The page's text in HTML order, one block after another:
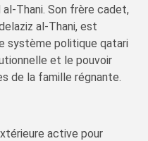
al-Thani. Son frère cadet,
al-Thani, est
système politique qatari
et le pouvoir
de la famille régnante.
active pour